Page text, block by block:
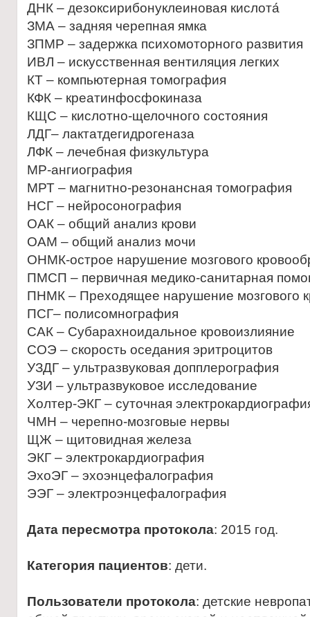
ДНК – дезоксирибонуклеиновая кислота́
ЗМА – задняя черепная ямка
ЗПМР – задержка психомоторного развития
ИВЛ – искусственная вентиляция легких
КТ – компьютерная томография
КФК – креатинфосфокиназа
КЩС – кислотно-щелочного состояния
ЛДГ– лактатдегидрогеназа
ЛФК – лечебная физкультура
МР-ангиография
МРТ – магнитно-резонансная томография
НСГ – нейросонография
ОАК – общий анализ крови
ОАМ – общий анализ мочи
ОНМК-острое нарушение мозгового
ПМСП – первичная медико-санитарная
ПНМК – Преходящее нарушение мозгового
ПСГ– полисомнография
САК – Субарахноидальное кровоизлияние
СОЭ – скорость оседания эритроцитов
УЗДГ – ультразвуковая допплерография
УЗИ – ультразвуковое исследование
Холтер-ЭКГ – суточная
ЧМН – черепно-мозговые нервы
ЩЖ – щитовидная железа
ЭКГ – электрокардиография
ЭхоЭГ – эхоэнцефалография
ЭЭГ – электроэнцефалография
Дата пересмотра протокола: 2015 год.
Категория пациентов: дети.
Пользователи протокола: детские